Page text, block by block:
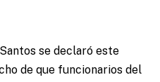
se declaró este
de que funcionarios del